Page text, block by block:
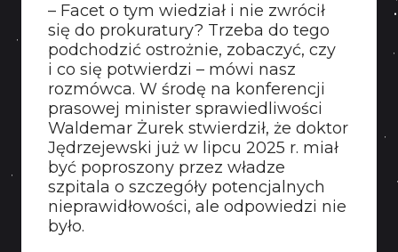
– Facet o tym wiedział i nie zwrócił
się do prokuratury? Trzeba do tego
podchodzić ostrożnie, zobaczyć, czy
i co się potwierdzi – mówi nasz
rozmówca. W środę na konferencji
prasowej minister sprawiedliwości
Waldemar Żurek stwierdził, że doktor
Jędrzejewski już w lipcu 2025 r. miał
być poproszony przez władze
szpitala o szczegóły potencjalnych
nieprawidłowości, ale odpowiedzi nie
było.